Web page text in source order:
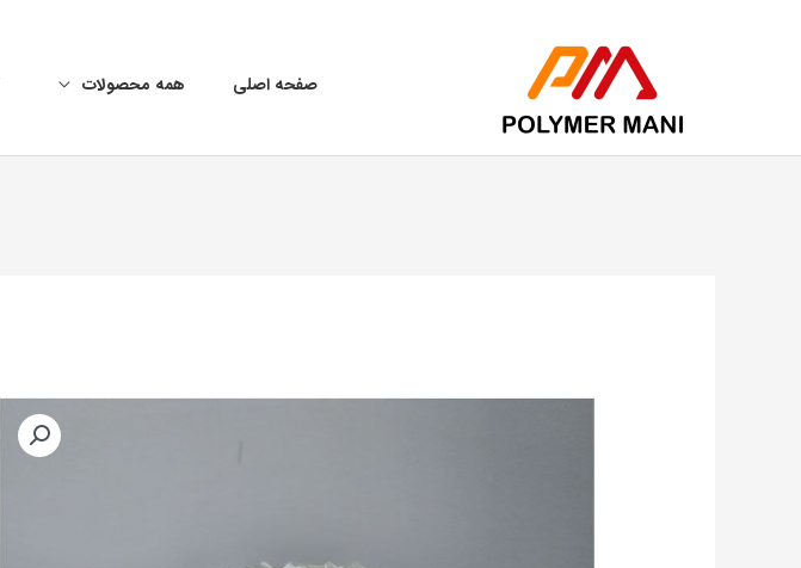
صفحه اصلی همه‌ محصولات